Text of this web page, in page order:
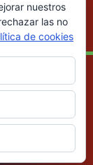
nuestros
las no
de cookies